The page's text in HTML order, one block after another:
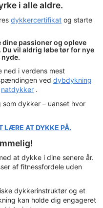
i alle aldre.
dykkercertifikat og starte
dine passioner og opleve
vil aldrig løbe tør for nye
ned i verdens mest
ved dybdykning
natdykker .
dykker – uanset hvor
LÆRE AT DYKKE PÅ.
at dykke i dine senere år.
af fitnessfordele uden
dykkerinstruktør og et
kan holde dig engageret